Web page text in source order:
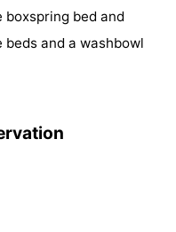
boxspring bed and
and a washbowl